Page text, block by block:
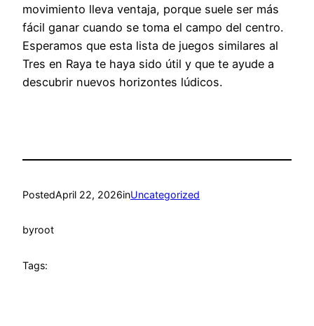
movimiento lleva ventaja, porque suele ser más
fácil ganar cuando se toma el campo del centro.
Esperamos que esta lista de juegos similares al
Tres en Raya te haya sido útil y que te ayude a
descubrir nuevos horizontes lúdicos.
PostedApril 22, 2026inUncategorized
byroot
Tags: